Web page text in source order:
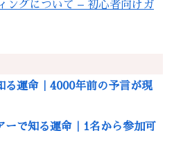
ングについて – 初心者向けガ
る運命｜4000年前の予言が現
ーで知る運命｜1名から参加可